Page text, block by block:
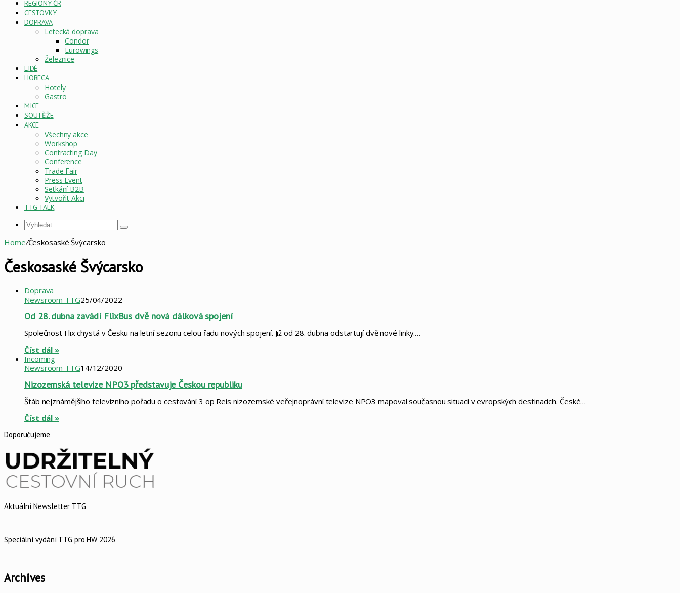
REGIONY ČR
CESTOVKY
DOPRAVA
Letecká doprava
Condor
Eurowings
Železnice
LIDÉ
HORECA
Hotely
Gastro
MICE
SOUTĚŽE
AKCE
Všechny akce
Workshop
Contracting Day
Conference
Trade Fair
Press Event
Setkání B2B
Vytvořit Akci
TTG TALK
Vyhledat
Home/Českosaské Švýcarsko
Českosaské Švýcarsko
Doprava
Newsroom TTG25/04/2022
Od 28. dubna zavádí FlixBus dvě nová dálková spojení
Společnost Flix chystá v Česku na letní sezonu celou řadu nových spojení. Již od 28. dubna odstartují dvě nové linky.…
Číst dál »
Incoming
Newsroom TTG14/12/2020
Nizozemská televize NPO3 představuje Českou republiku
Štáb nejznámějšího televizního pořadu o cestování 3 op Reis nizozemské veřejnoprávní televize NPO3 mapoval současnou situaci v evropských destinacích. České…
Číst dál »
Doporučujeme
Aktuální Newsletter TTG
Speciální vydání TTG pro HW 2026
Archives